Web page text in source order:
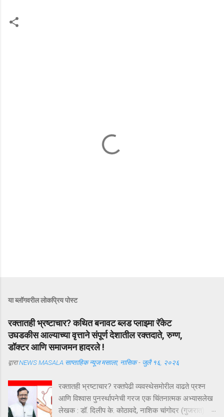
या ब्लॉगवरील लोकप्रिय पोस्ट
रक्तातही भ्रष्टाचार? कथित बनावट ब्लड प्लाझ्मा रॅकेट
उघडकीस आल्याच्या वृत्ताने संपूर्ण देशातील रक्तदाते, रुग्ण,
डॉक्टर आणि समाजमन हादरले !
द्वाराNEWS MASALA साप्ताहिक न्यूज मसाला, नासिक - जुलै १६, २०२६
रक्तातही भ्रष्टाचार? रक्तपेढी व्यवस्थेसमोरील वाढते प्रश्न
आणि विश्वास पुनर्स्थापनेची गरज एक चिंतनात्मक अभ्यासलेख
लेखक : डॉ. दिलीप के. कोठावदे, नाशिक चांगोदर (गुजरात) येथे